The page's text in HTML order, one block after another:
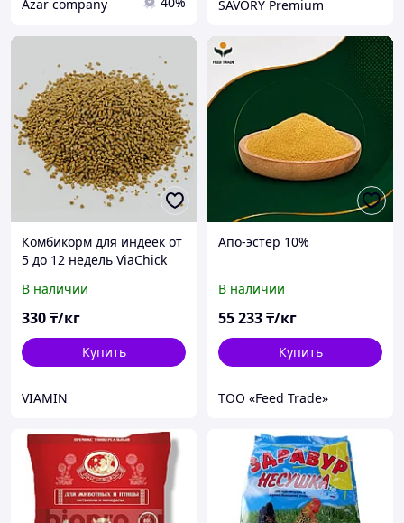
Azar company SAVORY Premium
Комбикорм для индеек от
5 до 12 недель ViaChick
В наличии
330₸/кг
Купить
VIAMIN
Апо-эстер 10%
В наличии
55 233₸/кг
Купить
ТОО «Feed Trade»